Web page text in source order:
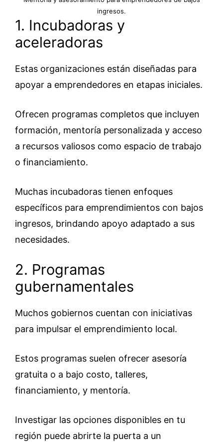
ingresos.
1. Incubadoras y
aceleradoras
Estas organizaciones están diseñadas para
apoyar a emprendedores en etapas iniciales.
Ofrecen programas completos que incluyen
formación, mentoría personalizada y acceso
a recursos valiosos como espacio de trabajo
o financiamiento.
Muchas incubadoras tienen enfoques
específicos para emprendimientos con bajos
ingresos, brindando apoyo adaptado a sus
necesidades.
2. Programas
gubernamentales
Muchos gobiernos cuentan con iniciativas
para impulsar el emprendimiento local.
Estos programas suelen ofrecer asesoría
gratuita o a bajo costo, talleres,
financiamiento, y mentoría.
Investigar las opciones disponibles en tu
región puede abrirte la puerta a un